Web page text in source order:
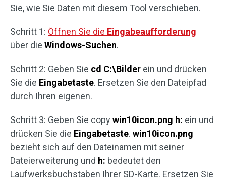
Sie, wie Sie Daten mit diesem Tool verschieben.
Schritt 1: Öffnen Sie die Eingabeaufforderung
über die Windows-Suchen.
Schritt 2: Geben Sie cd C:\Bilder ein und drücken
Sie die Eingabetaste. Ersetzen Sie den Dateipfad
durch Ihren eigenen.
Schritt 3: Geben Sie copywin10icon.png h: ein und
drücken Sie die Eingabetaste. win10icon.png
bezieht sich auf den Dateinamen mit seiner
Dateierweiterung und h: bedeutet den
Laufwerksbuchstaben Ihrer SD-Karte. Ersetzen Sie